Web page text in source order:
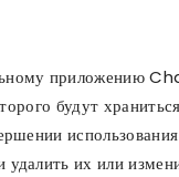
приложению
будут
их или